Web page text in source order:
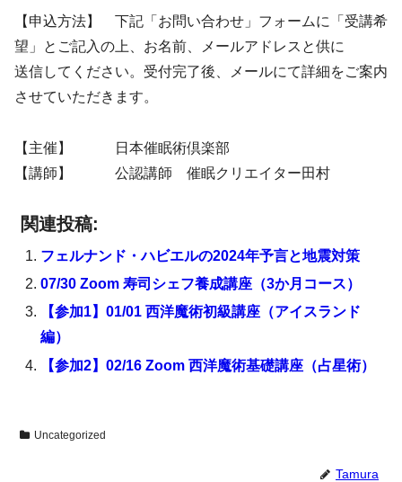
【申込方法】 下記「お問い合わせ」フォームに「受講希
望」とご記入の上、お名前、メールアドレスと供に
送信してください。受付完了後、メールにて詳細をご案内
させていただきます。
【主催】 日本催眠術倶楽部
【講師】 公認講師 催眠クリエイター田村
関連投稿:
フェルナンド・ハビエルの2024年予言と地震対策
07/30 Zoom 寿司シェフ養成講座（3か月コース）
【参加1】01/01 西洋魔術初級講座（アイスランド
編）
【参加2】02/16 Zoom 西洋魔術基礎講座（占星術）
Uncategorized
Tamura